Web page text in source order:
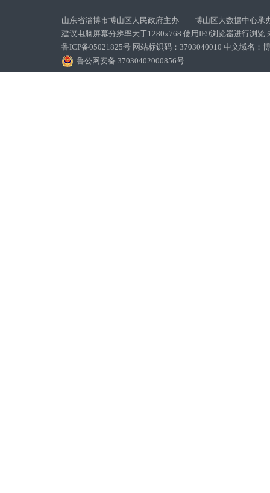
山东省淄博市博山区人民政府主办 博山区大数据中心承
建议电脑屏幕分辨率大于1280x768 使用IE9浏览器进行浏览
鲁ICP备05021825号 网站标识码：3703040010 中文域名：
鲁公网安备 37030402000856号